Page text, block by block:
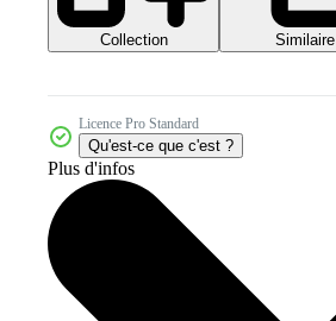
Collection Similaire
Licence Pro Standard
Qu'est-ce que c'est ?
Plus d'infos